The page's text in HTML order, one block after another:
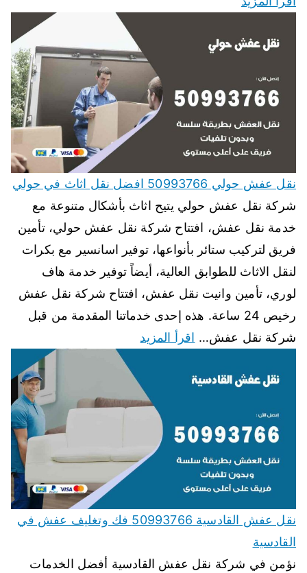
نقل عفش حولي 50993766 افضل نقل اثاث في حولي
شركة نقل عفش حولي يتيح اثاث بأشكال متنوعة مع
خدمة نقل عفش، افتتاح شركة نقل عفش حولي، تأمين
فريق لتركيب ستائر بأنواعها، توفير اسانسير مع بكرات
لنقل الاثاث للطوابق العالية، أيضاً توفير خدمة هاف
لوري، تأمين وانيت نقل عفش، افتتاح شركة نقل عفش
رخيص 24 ساعة. هذه إحدى خدماتنا المقدمة من قبل
شركة نقل عفش… اقرأ المزيد
نقل عفش القادسية 50993766 فك وتغليف عفش في
القادسية
نؤمن في شركة نقل عفش القادسية أفضل الخدمات